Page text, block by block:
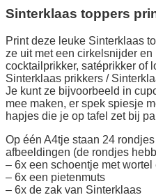
Sinterklaas toppers
Print deze leuke Sinterklaas
ze uit met een cirkelsnijder
cocktailprikker, satéprikker of
Sinterklaas prikkers /
Je kunt ze bijvoorbeeld in
mee maken, er spek spiesje
hapjes die je op tafel zet bij
Op één A4tje staan 24
afbeeldingen (de rondjes
– 6x een schoentje met wortel
– 6x een pietenmuts
– 6x de zak van Sinterklaas